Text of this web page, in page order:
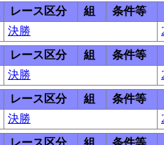
レース区分 組
条件等
決勝
レース区分 組
条件等
決勝
レース区分 組
条件等
決勝
レース区分 組
条件等